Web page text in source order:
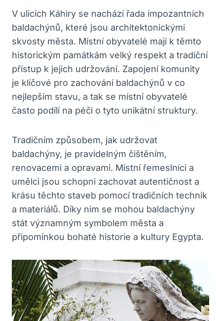
V ulicích Káhiry se nachází řada impozantních
baldachýnů, které jsou architektonickými
skvosty města. Místní obyvatelé mají k těmto
historickým památkám velký respekt a tradiční
přístup k jejich udržování. Zapojení komunity
je klíčové pro zachování baldachýnů v co
nejlepším stavu, a tak se místní obyvatelé
často podílí na péči o tyto unikátní struktury.
Tradičním způsobem, jak udržovat
baldachýny, je pravidelným čištěním,
renovacemi a opravami. Místní řemeslníci a
umělci jsou schopni zachovat autentičnost a
krásu těchto staveb pomocí tradičních technik
a materiálů. Díky nim se mohou baldachýny
stát významným symbolem města a
připomínkou bohaté historie a kultury Egypta.